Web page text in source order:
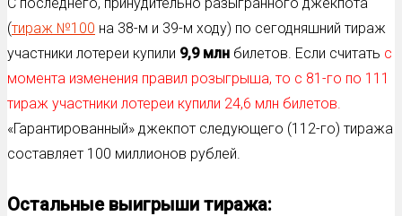
С последнего, принудительно разыгранного джекпота
(тираж №100 на 38-м и 39-м ходу) по сегодняшний тираж
участники лотереи купили 9,9 млн билетов. Если считать с
момента изменения правил розыгрыша, то с 81-го по 111
тираж участники лотереи купили 24,6 млн билетов.
«Гарантированный» джекпот следующего (112-го) тиража
составляет 100 миллионов рублей.
Остальные выигрыши тиража: